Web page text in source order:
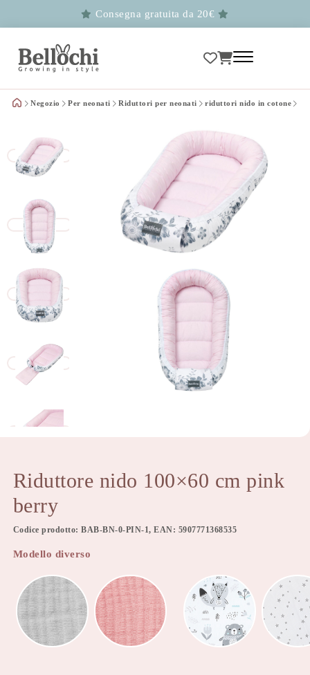
Consegna gratuita da 20€
Negozio Per neonati Riduttori per neonati riduttori nido in cotone
Riduttore nido 100×60 cm pink
berry
Codice prodotto: BAB-BN-0-PIN-1, EAN: 5907771368535
Modello diverso